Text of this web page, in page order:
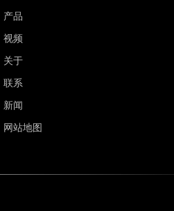
产品
视频
关于
联系
新闻
网站地图